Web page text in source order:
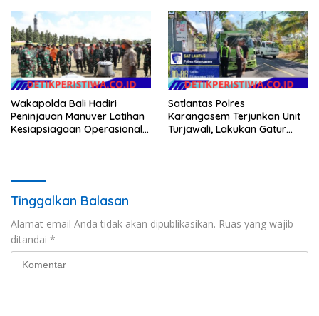
Wakapolda Bali Hadiri
Peninjauan Manuver Latihan
Kesiapsiagaan Operasional
Satlantas Polres
Karangasem Terjunkan Unit
Turjawali, Lakukan Gatur
Tinggalkan Balasan
Alamat email Anda tidak akan dipublikasikan. Ruas yang wajib
ditandai *